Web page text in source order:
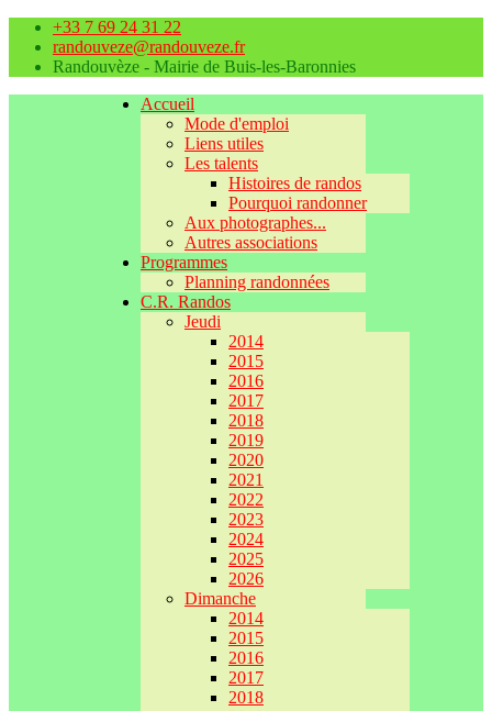
+33 7 69 24 31 22
randouveze@randouveze.fr
Randouvèze - Mairie de Buis-les-Baronnies
Accueil
Mode d'emploi
Liens utiles
Les talents
Histoires de randos
Pourquoi randonner
Aux photographes...
Autres associations
Programmes
Planning randonnées
C.R. Randos
Jeudi
2014
2015
2016
2017
2018
2019
2020
2021
2022
2023
2024
2025
2026
Dimanche
2014
2015
2016
2017
2018